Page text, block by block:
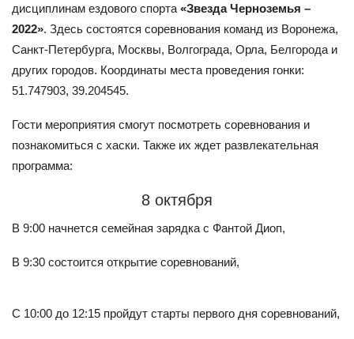
дисциплинам ездового спорта «Звезда Черноземья –
2022». Здесь состоятся соревнования команд из Воронежа,
Санкт-Петербурга, Москвы, Волгограда, Орла, Белгорода и
других городов. Координаты места проведения гонки:
51.747903, 39.204545.
Гости мероприятия смогут посмотреть соревнования и
познакомиться с хаски. Также их ждет развлекательная
программа:
8 октября
В 9:00 начнется семейная зарядка с Фантой Диоп,
В 9:30 состоится открытие соревнований,
С 10:00 до 12:15 пройдут старты первого дня соревнований,